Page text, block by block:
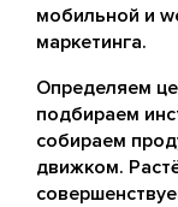
мобильной и
маркетинга.
Определяем
подбираем
собираем
движком.